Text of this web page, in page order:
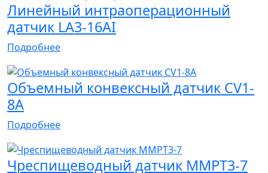
Линейный интраоперационный
датчик LA3-16AI
Подробнее
Объемный конвексный датчик CV1-
8A
Подробнее
Чреспищеводный датчик MMPT3-7